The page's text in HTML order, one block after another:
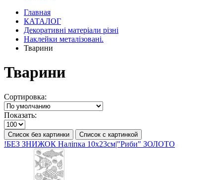
Главная
КАТАЛОГ
Декоративні матеріали різні
Наклейки металізовані.
Тварини
Тварини
Сортировка:
Показать:
Список без картинки Список с картинкой
!БЕЗ ЗНИЖОК Наліпка 10х23см|"Риби" ЗОЛОТО